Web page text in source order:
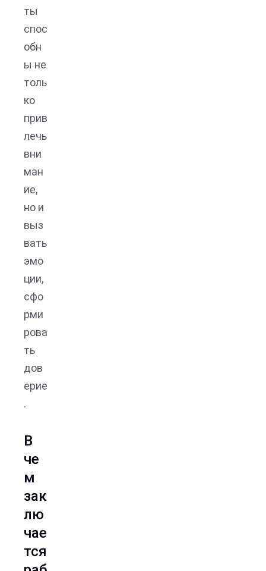
ты
спос
обн
ы не
толь
ко
прив
лечь
вни
ман
ие,
но и
выз
вать
эмо
ции,
сфо
рми
рова
ть
дов
ерие
.
В
че
м
зак
лю
чае
тся